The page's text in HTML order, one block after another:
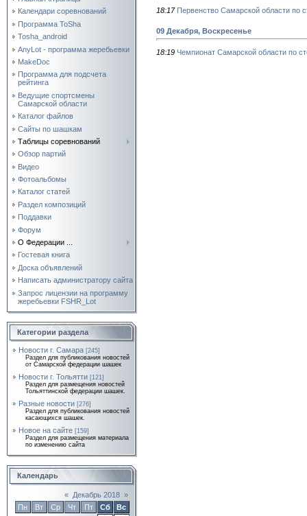
Календари соревнований
Программа ToSha
Tosha_android
AnyLot - программа жеребьевки
MakeDoc
Программа для подсчета
рейтинга
Ведущие спортсмены
Самарской области
Каталог файлов
Сайты по шашкам
Таблицы соревнований
Обзор партий
Видео
Фотоальбомы
Каталог статей
Раздел композиций
Поддавки
Форум
О Федерации ...
Гостевая книга
Доска объявлений
Написать администратору сайта
Запрос лицензии на программу
жеребьевки FSHR_Lot
Категории раздела
Новости г. Самара [245]
Раздел для публикования новостей
от Самарской федерации шашек
Новости г. Тольятти [121]
Раздел для размещения новостей
Тольяттинской федерации шашек.
Разные новости [276]
Раздел для публикования новостей
касающихся шашек.
Новое на сайте [159]
Раздел для размещения материала
по изменению сайта
Календарь
« Декабрь 2018 »
Пн
Вт Ср Чт Пт Сб
Вс
18:17 Первенство Самарской области по
09 Декабря, Воскресенье
18:19 Чемпионат Самарской области по